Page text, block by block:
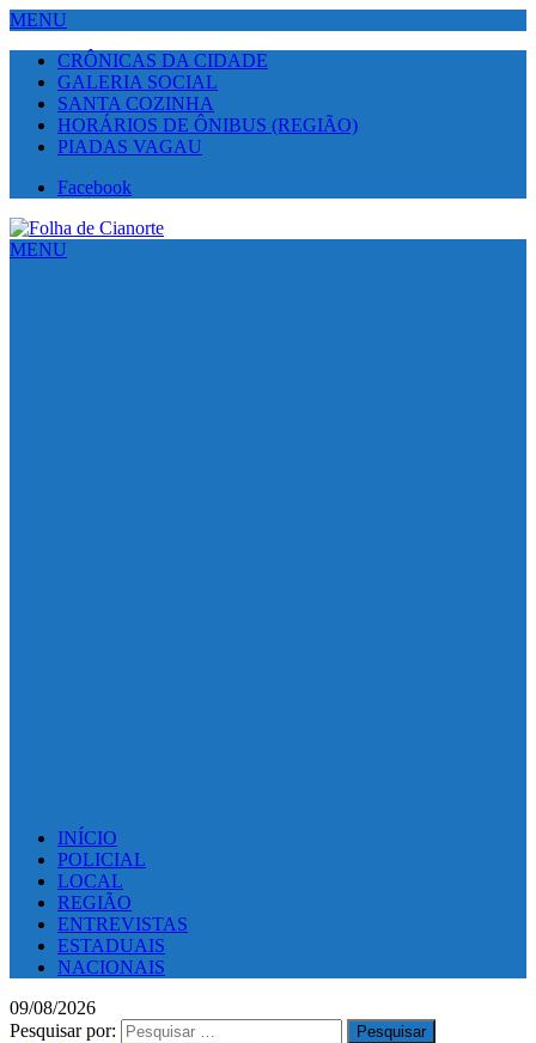
MENU
CRÔNICAS DA CIDADE
GALERIA SOCIAL
SANTA COZINHA
HORÁRIOS DE ÔNIBUS (REGIÃO)
PIADAS VAGAU
Facebook
MENU
INÍCIO
POLICIAL
LOCAL
REGIÃO
ENTREVISTAS
ESTADUAIS
NACIONAIS
09/08/2026
Pesquisar por: